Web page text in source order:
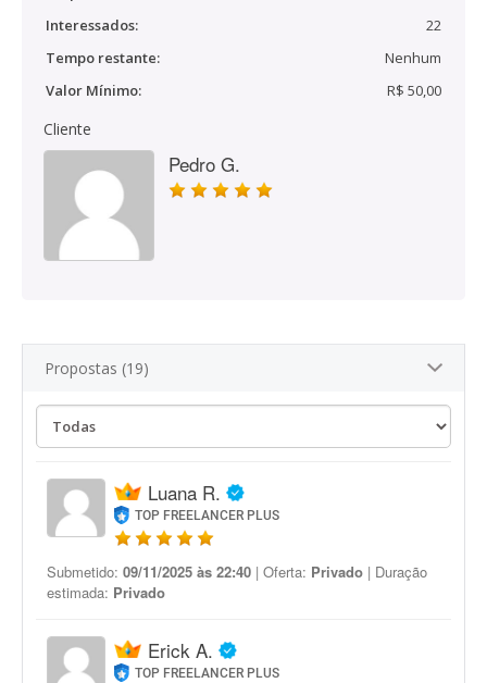
Interessados:
22
Tempo restante:
Nenhum
Valor Mínimo:
R$ 50,00
Cliente
Pedro G.
Propostas (19)
Luana R.
TOP FREELANCER PLUS
Submetido: 09/11/2025 às 22:40 | Oferta: Privado | Duração
estimada: Privado
Erick A.
TOP FREELANCER PLUS